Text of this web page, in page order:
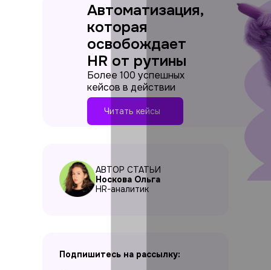
Автоматизация,
которая
освобождает
HR от рутины
Более 100 успешных
кейсов в действии
Читать кейсы
АВТОР СТАТЬИ
Носкова Ольга
HR-аналитик
Подпишитесь на рассылку: